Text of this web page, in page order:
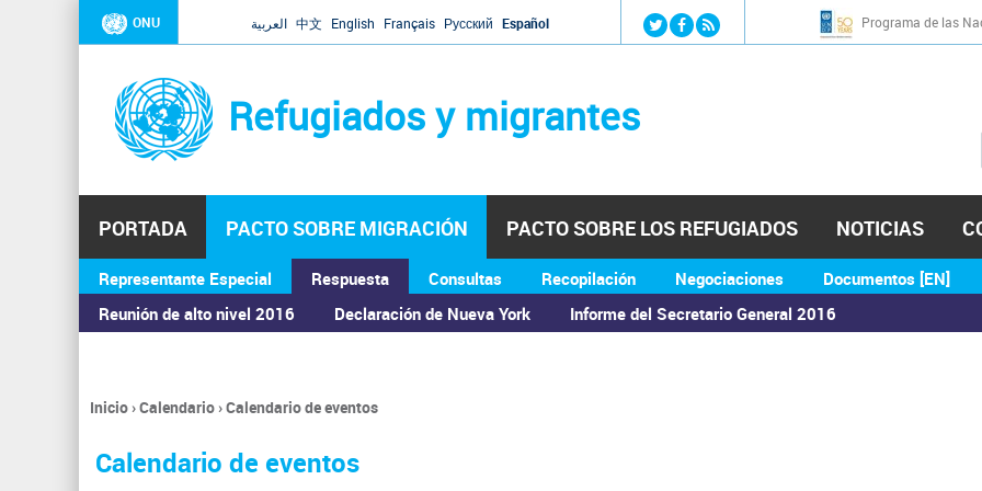
Jump to navigation
ONU العربية 中文 English Français Русский Español Programa de las
Refugiados y migrantes
PORTADA PACTO SOBRE MIGRACIÓN
Representante Especial
Respuesta
Reunión de alto nivel 2016
Declaración de Nueva York Informe del Secretario General 2016
Consultas Recopilación Negociaciones Documentos [EN]
PACTO SOBRE LOS REFUGIADOS NOTICIAS
ASAMBLEA GENERAL
Se
encuentra
usted
Inicio›Calendario›Calendario de eventos
Calendario de eventos